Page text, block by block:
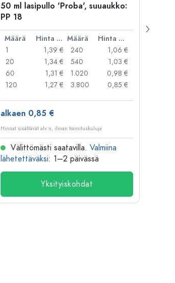
50 ml lasipullo 'Proba', suuaukko:
PP 18
Määrä Hinta per kpl Määrä
Hinta per kpl
1
1,39 €
20
1,34 €
60
1,31 €
120
1,27 €
240
1,06 €
540
1,03 €
1.020
0,98 €
3.800
0,85 €
alkaen 0,85 €
Hinnat sisältävät alv:n, ilman toimituskuluja
Välittömästi saatavilla. Valmiina
lähetettäväksi: 1–2 päivässä
Yksityiskohdat